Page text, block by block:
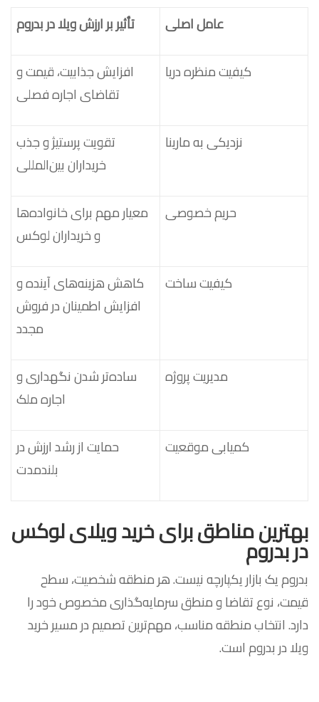
عامل اصلی تأثیر بر ارزش ویلا در بدروم
کیفیت منظره دریا
افزایش جذابیت، قیمت و
تقاضای اجاره فصلی
نزدیکی به مارینا
تقویت پرستیژ و جذب
خریداران بین‌المللی
حریم خصوصی
معیار مهم برای خانواده‌ها
و خریداران لوکس
کیفیت ساخت
کاهش هزینه‌های آینده و
افزایش اطمینان در فروش
مجدد
مدیریت پروژه
ساده‌تر شدن نگهداری و
اجاره ملک
کمیابی موقعیت
حمایت از رشد ارزش در
بلندمدت
بهترین مناطق برای خرید ویلای لوکس
در بدروم
بدروم یک بازار یکپارچه نیست. هر منطقه شخصیت، سطح
قیمت، نوع تقاضا و منطق سرمایه‌گذاری مخصوص خود را
دارد. انتخاب منطقه مناسب، مهم‌ترین تصمیم در مسیر خرید
ویلا در بدروم است.